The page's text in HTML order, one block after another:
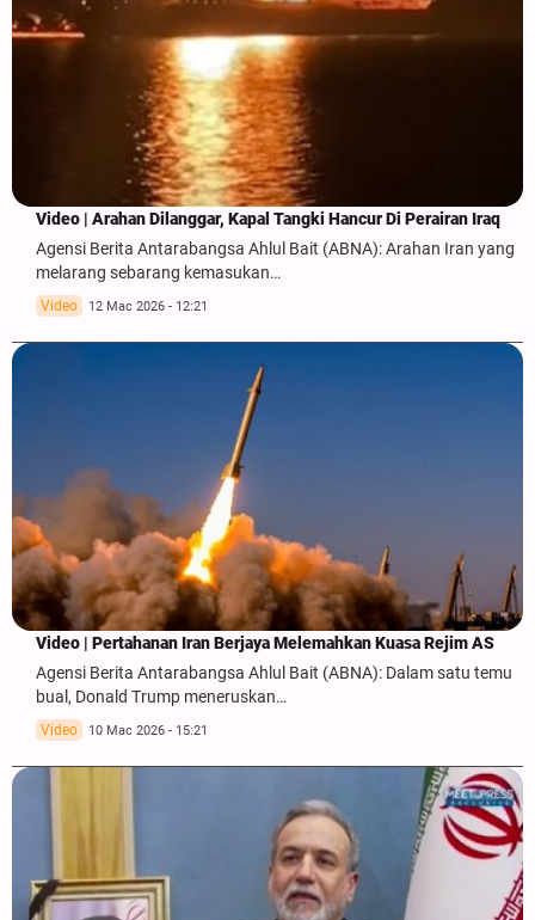
Video | Arahan Dilanggar, Kapal Tangki Hancur Di Perairan Iraq
Agensi Berita Antarabangsa Ahlul Bait (ABNA): Arahan Iran yang
melarang sebarang kemasukan…
Video 12 Mac 2026 - 12:21
Video | Pertahanan Iran Berjaya Melemahkan Kuasa Rejim AS
Agensi Berita Antarabangsa Ahlul Bait (ABNA): Dalam satu temu
bual, Donald Trump meneruskan…
Video 10 Mac 2026 - 15:21